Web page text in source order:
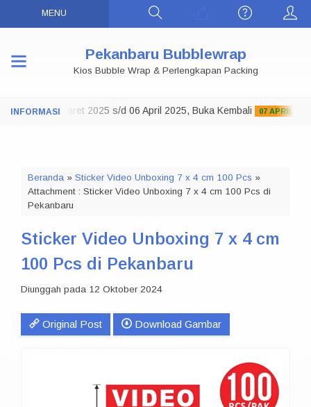
MENU
Pekanbaru Bubblewrap
Kios Bubble Wrap & Perlengkapan Packing
Tutup 29 Maret 2025 s/d 06 April 2025, Buka Kembali 07 APRIL 2025
Beranda » Sticker Video Unboxing 7 x 4 cm 100 Pcs »
Attachment : Sticker Video Unboxing 7 x 4 cm 100 Pcs di
Pekanbaru
Sticker Video Unboxing 7 x 4 cm
100 Pcs di Pekanbaru
Diunggah pada 12 Oktober 2024
Original Post Download Gambar